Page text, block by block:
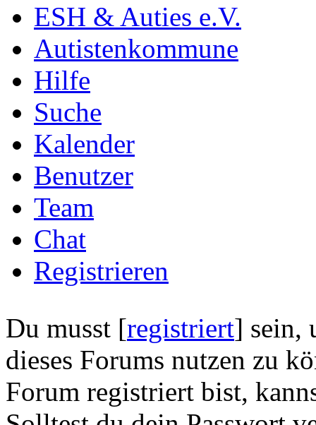
ESH & Auties e.V.
Autistenkommune
Hilfe
Suche
Kalender
Benutzer
Team
Chat
Registrieren
Du musst [registriert] sein,
dieses Forums nutzen zu
Forum registriert bist,